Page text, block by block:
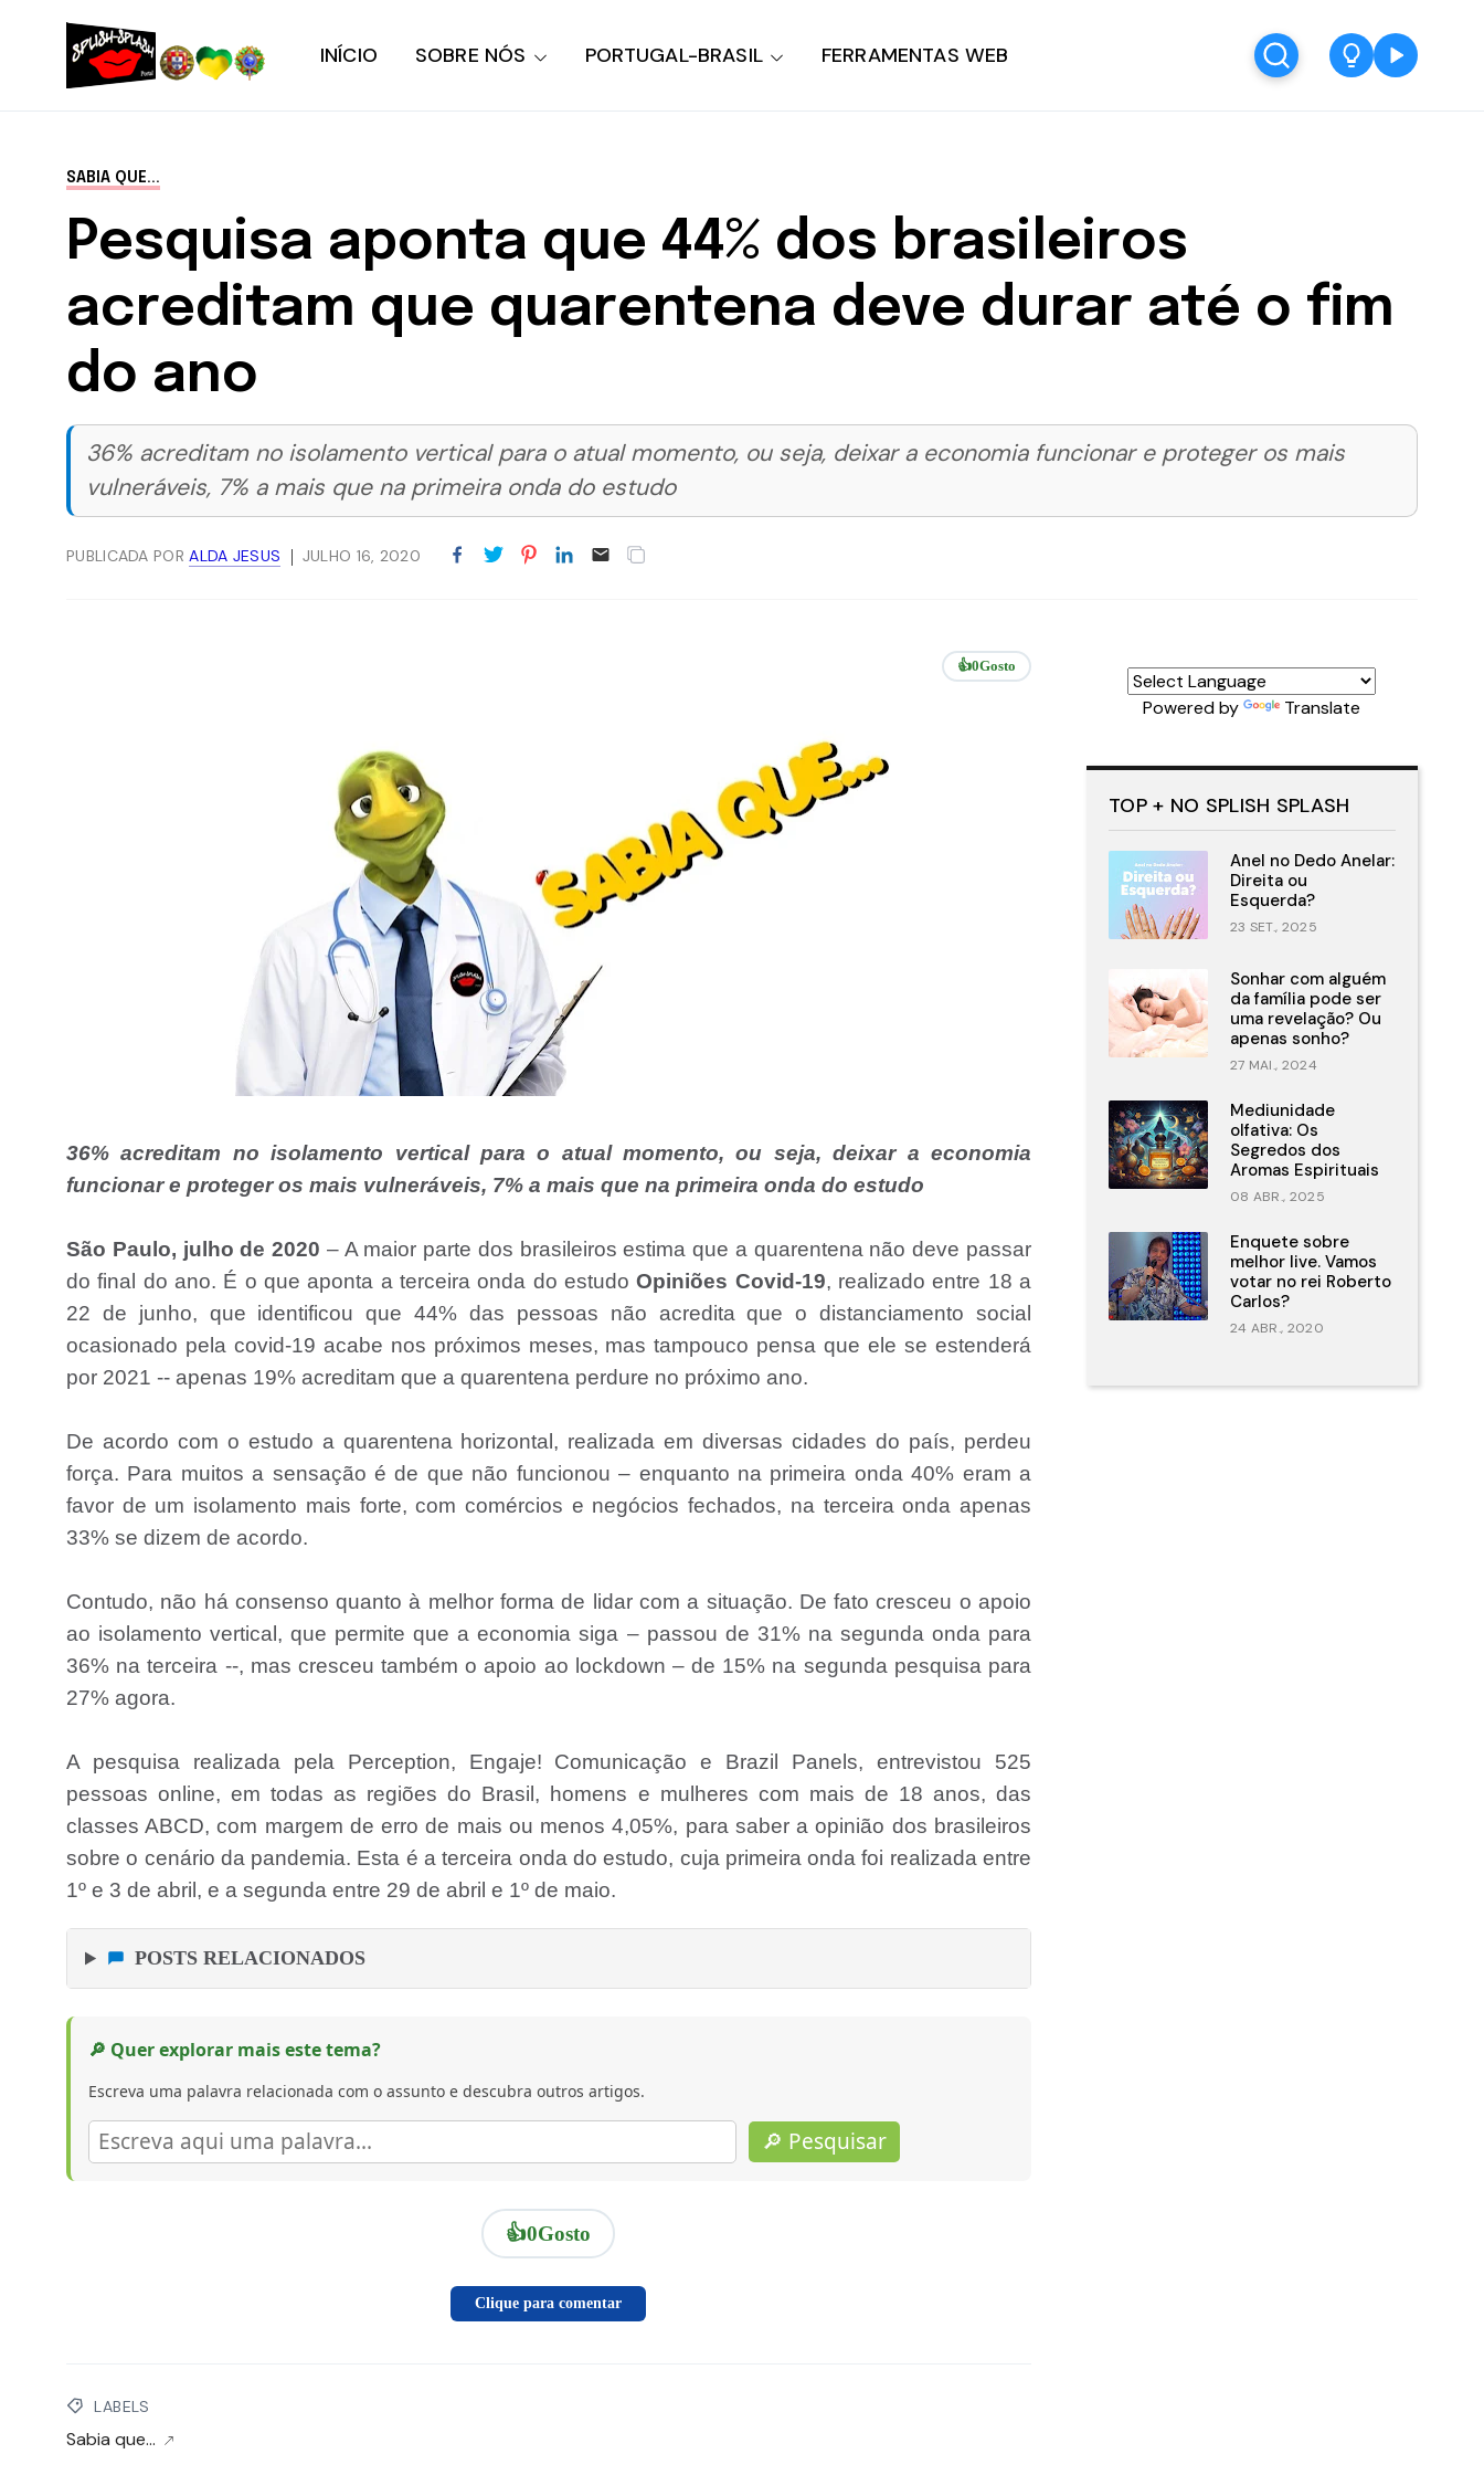
INÍCIO SOBRE NÓS PORTUGAL-BRASIL FERRAMENTAS WEB
SABIA QUE...
Pesquisa aponta que 44% dos brasileiros
acreditam que quarentena deve durar até o fim
do ano
36% acreditam no isolamento vertical para o atual momento, ou seja, deixar a economia funcionar e proteger os mais
vulneráveis, 7% a mais que na primeira onda do estudo
PUBLICADA PORALDA JESUS JULHO 16, 2020
👍0Gosto
36% acreditam no isolamento vertical para o atual momento, ou seja, deixar a economia
funcionar e proteger os mais vulneráveis, 7% a mais que na primeira onda do estudo
São Paulo, julho de 2020 – A maior parte dos brasileiros estima que a quarentena não deve passar
do final do ano. É o que aponta a terceira onda do estudoOpiniões Covid-19, realizado entre 18 a
22 de junho, que identificou que 44% das pessoas não acredita que o distanciamento social
ocasionado pela covid-19 acabe nos próximos meses, mas tampouco pensa que ele se estenderá
por 2021 -- apenas 19% acreditam que a quarentena perdure no próximo ano.
De acordo com o estudo a quarentena horizontal, realizada em diversas cidades do país, perdeu
força. Para muitos a sensação é de que não funcionou – enquanto na primeira onda 40% eram a
favor de um isolamento mais forte, com comércios e negócios fechados, na terceira onda apenas
33% se dizem de acordo.
Contudo, não há consenso quanto à melhor forma de lidar com a situação. De fato cresceu o apoio
ao isolamento vertical, que permite que a economia siga – passou de 31% na segunda onda para
36% na terceira --, mas cresceu também o apoio ao lockdown – de 15% na segunda pesquisa para
27% agora.
A pesquisa realizada pela Perception, Engaje! Comunicação e Brazil Panels, entrevistou 525
pessoas online, em todas as regiões do Brasil, homens e mulheres com mais de 18 anos, das
classes ABCD, com margem de erro de mais ou menos 4,05%, para saber a opinião dos brasileiros
sobre o cenário da pandemia. Esta é a terceira onda do estudo, cuja primeira onda foi realizada entre
1º e 3 de abril, e a segunda entre 29 de abril e 1º de maio.
POSTS RELACIONADOS
🔎 Quer explorar mais este tema?
Escreva uma palavra relacionada com o assunto e descubra outros artigos.
🔎 Pesquisar
👍0Gosto
Clique para comentar
LABELS
Sabia que...
Powered by Translate
TOP + NO SPLISH SPLASH
Anel no Dedo Anelar:
Direita ou
Esquerda?
23 SET., 2025
Sonhar com alguém
da família pode ser
uma revelação? Ou
apenas sonho?
27 MAI., 2024
Mediunidade
olfativa: Os
Segredos dos
Aromas Espirituais
08 ABR., 2025
Enquete sobre
melhor live. Vamos
votar no rei Roberto
Carlos?
24 ABR., 2020